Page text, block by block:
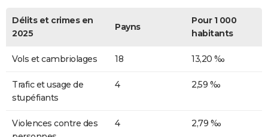
Délits et crimes en
2025
Payns
Pour 1 000
habitants
Vols et cambriolages 18 13,20 ‰
Trafic et usage de
stupéfiants
4 2,59 ‰
Violences contre des
4 2,79 ‰